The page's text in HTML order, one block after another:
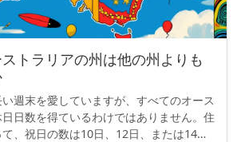
トラリアの州は他の州よりも
週末を愛していますが、すべてのオース
日日数を得ているわけではありません。住
、祝日の数は10日、12日、または14日